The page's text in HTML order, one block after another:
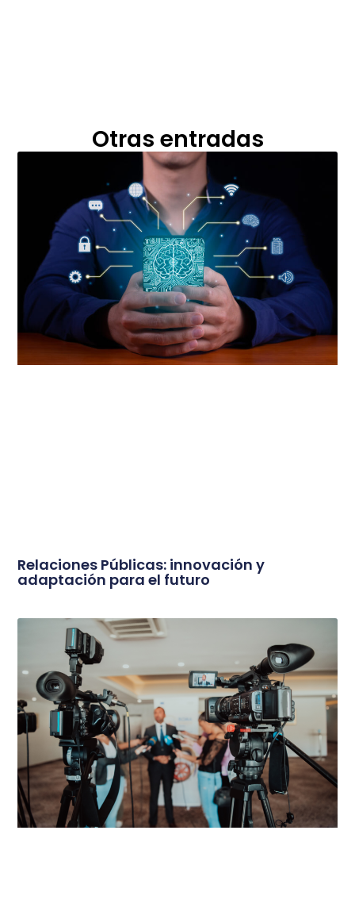
Otras entradas
Relaciones Públicas: innovación y
adaptación para el futuro